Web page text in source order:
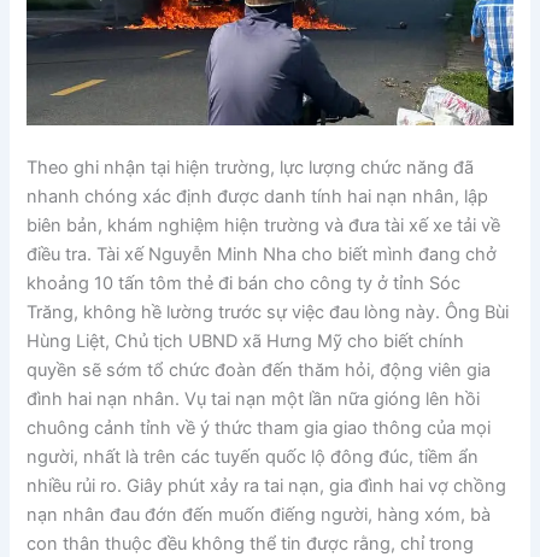
Theo ghi nhận tại hiện trường, lực lượng chức năng đã
nhanh chóng xác định được danh tính hai nạn nhân, lập
biên bản, khám nghiệm hiện trường và đưa tài xế xe tải về
điều tra. Tài xế Nguyễn Minh Nha cho biết mình đang chở
khoảng 10 tấn tôm thẻ đi bán cho công ty ở tỉnh Sóc
Trăng, không hề lường trước sự việc đau lòng này. Ông Bùi
Hùng Liệt, Chủ tịch UBND xã Hưng Mỹ cho biết chính
quyền sẽ sớm tổ chức đoàn đến thăm hỏi, động viên gia
đình hai nạn nhân. Vụ tai nạn một lần nữa gióng lên hồi
chuông cảnh tỉnh về ý thức tham gia giao thông của mọi
người, nhất là trên các tuyến quốc lộ đông đúc, tiềm ẩn
nhiều rủi ro. Giây phút xảy ra tai nạn, gia đình hai vợ chồng
nạn nhân đau đớn đến muốn điếng người, hàng xóm, bà
con thân thuộc đều không thể tin được rằng, chỉ trong